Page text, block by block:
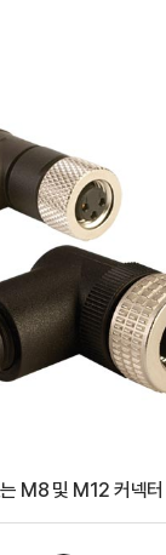
M8 및 M12 커넥터